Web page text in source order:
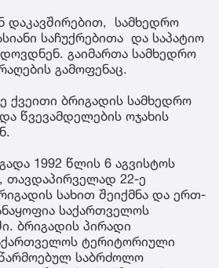
დაკავშირებით, სამხედრო
საჩუქრებითა და საპატიო
გაიმართა სამხედრო
გამოფენაც.
ქვეითი ბრიგადის სამხედრო
წვევამდელების ოჯახის
1992 წლის 6 აგვისტოს
თავდაპირველად 22-ე
სახით შეიქმნა და ერთ-
საქართველოს
ბრიგადის პირადი
ტერიტორიული
საბრძოლო